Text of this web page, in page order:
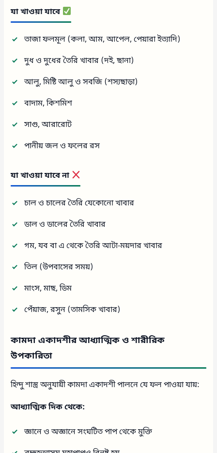
যা খাওয়া যাবে
তাজা ফলমূল (কলা, আম, আপেল, পেয়ারা ইত্যাদি)
দুধ ও দুধের তৈরি খাবার (দই, ছানা)
আলু, মিষ্টি আলু ও সবজি (শস্যছাড়া)
বাদাম, কিশমিশ
সাগু, আরারোট
পানীয় জল ও ফলের রস
যা খাওয়া যাবে না
চাল ও চালের তৈরি যেকোনো খাবার
ডাল ও ডালের তৈরি খাবার
গম, যব বা এ থেকে তৈরি আটা-ময়দার খাবার
তিল (উপবাসের সময়)
মাংস, মাছ, ডিম
পেঁয়াজ, রসুন (তামসিক খাবার)
কামদা একাদশীর আধ্যাত্মিক ও শারীরিক
উপকারিতা
হিন্দু শাস্ত্র অনুযায়ী কামদা একাদশী পালনে যে ফল পাওয়া যায়:
আধ্যাত্মিক দিক থেকে:
জ্ঞানে ও অজ্ঞানে সংঘটিত পাপ থেকে মুক্তি